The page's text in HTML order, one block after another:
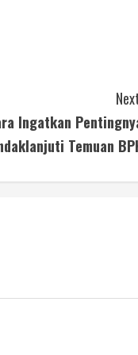
Ingatkan
Temuan